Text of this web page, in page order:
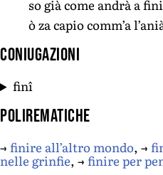
so già come andrà a
ò za capio comm’a
Coniugazioni
finî
Polirematiche
→ finire all’altro mondo, →
nelle grinfie, → finire per